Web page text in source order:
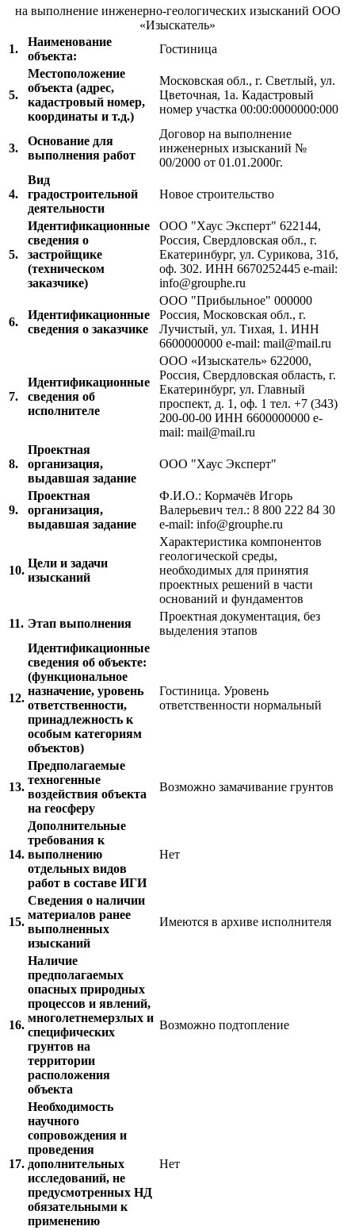
на выполнение инженерно-геологических изысканий ООО
«Изыскатель»
1.
Наименование
объекта:
Гостиница
5.
Местоположение
объекта (адрес,
кадастровый номер,
координаты и т.д.)
Московская обл., г. Светлый, ул.
Цветочная, 1а. Кадастровый
номер участка 00:00:0000000:000
3.
Основание для
выполнения работ
Договор на выполнение
инженерных изысканий №
00/2000 от 01.01.2000г.
4.
Вид
градостроительной
деятельности
Новое строительство
5.
Идентификационные
сведения о
застройщике
(техническом
заказчике)
ООО "Хаус Эксперт" 622144,
Россия, Свердловская обл., г.
Екатеринбург, ул. Сурикова, 31б,
оф. 302. ИНН 6670252445 e-mail:
info@grouphe.ru
6.
Идентификационные
сведения о заказчике
ООО "Прибыльное" 000000
Россия, Московская обл., г.
Лучистый, ул. Тихая, 1. ИНН
6600000000 e-mail: mail@mail.ru
7.
Идентификационные
сведения об
исполнителе
ООО «Изыскатель» 622000,
Россия, Свердловская область, г.
Екатеринбург, ул. Главный
проспект, д. 1, оф. 1 тел. +7 (343)
200-00-00 ИНН 6600000000 e-
mail: mail@mail.ru
8.
Проектная
организация,
выдавшая задание
ООО "Хаус Эксперт"
9.
Проектная
организация,
выдавшая задание
Ф.И.О.: Кормачёв Игорь
Валерьевич тел.: 8 800 222 84 30
e-mail: info@grouphe.ru
10.
Цели и задачи
изысканий
Характеристика компонентов
геологической среды,
необходимых для принятия
проектных решений в части
оснований и фундаментов
11. Этап выполнения
Проектная документация, без
выделения этапов
12.
Идентификационные
сведения об объекте:
(функциональное
назначение, уровень
ответственности,
принадлежность к
особым категориям
объектов)
Гостиница. Уровень
ответственности нормальный
13.
Предполагаемые
техногенные
воздействия объекта
на геосферу
Возможно замачивание грунтов
14.
Дополнительные
требования к
выполнению
отдельных видов
работ в составе ИГИ
Нет
15.
Сведения о наличии
материалов ранее
выполненных
изысканий
Имеются в архиве исполнителя
16.
Наличие
предполагаемых
опасных природных
процессов и явлений,
многолетнемерзлых и
специфических
грунтов на
территории
расположения
объекта
Возможно подтопление
17.
Необходимость
научного
сопровождения и
проведения
дополнительных
исследований, не
предусмотренных НД
обязательными к
применению
Нет